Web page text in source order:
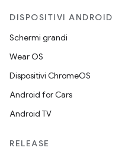
DISPOSITIVI ANDROID
Schermi grandi
Wear OS
Dispositivi ChromeOS
Android for Cars
Android TV
RELEASE